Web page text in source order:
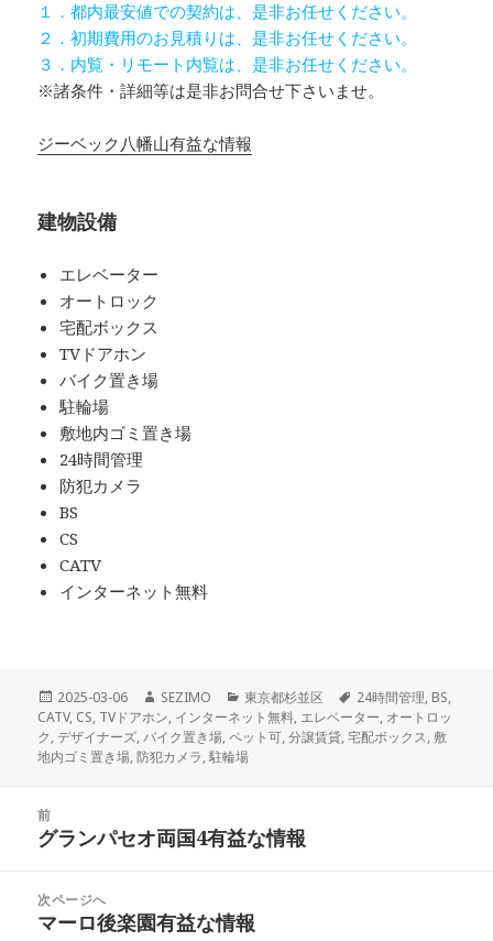
１．都内最安値での契約は、是非お任せください。
２．初期費用のお見積りは、是非お任せください。
３．内覧・リモート内覧は、是非お任せください。
※諸条件・詳細等は是非お問合せ下さいませ。
ジーベック八幡山有益な情報
建物設備
エレベーター
オートロック
宅配ボックス
TVドアホン
バイク置き場
駐輪場
敷地内ゴミ置き場
24時間管理
防犯カメラ
BS
CS
CATV
インターネット無料
投
稿
日:
2025-03-06
作
成
者
SEZIMO
カ
テ
ゴ
リ
東京都杉並区
タ
グ
24時間管理, BS,
CATV, CS, TVドアホン, インターネット無料, エレベーター, オートロッ
ク,デザイナーズ,バイク置き場,ペット可,分譲賃貸,宅配ボックス, 敷
地内ゴミ置き場,防犯カメラ,駐輪場
前
前
投
稿:
グランパセオ両国4有益な情報
次ページへ
次
マーロ後楽園有益な情報